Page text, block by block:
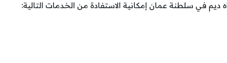
ديم في سلطنة عمان إمكانية الاستفادة من الخدمات التالية: